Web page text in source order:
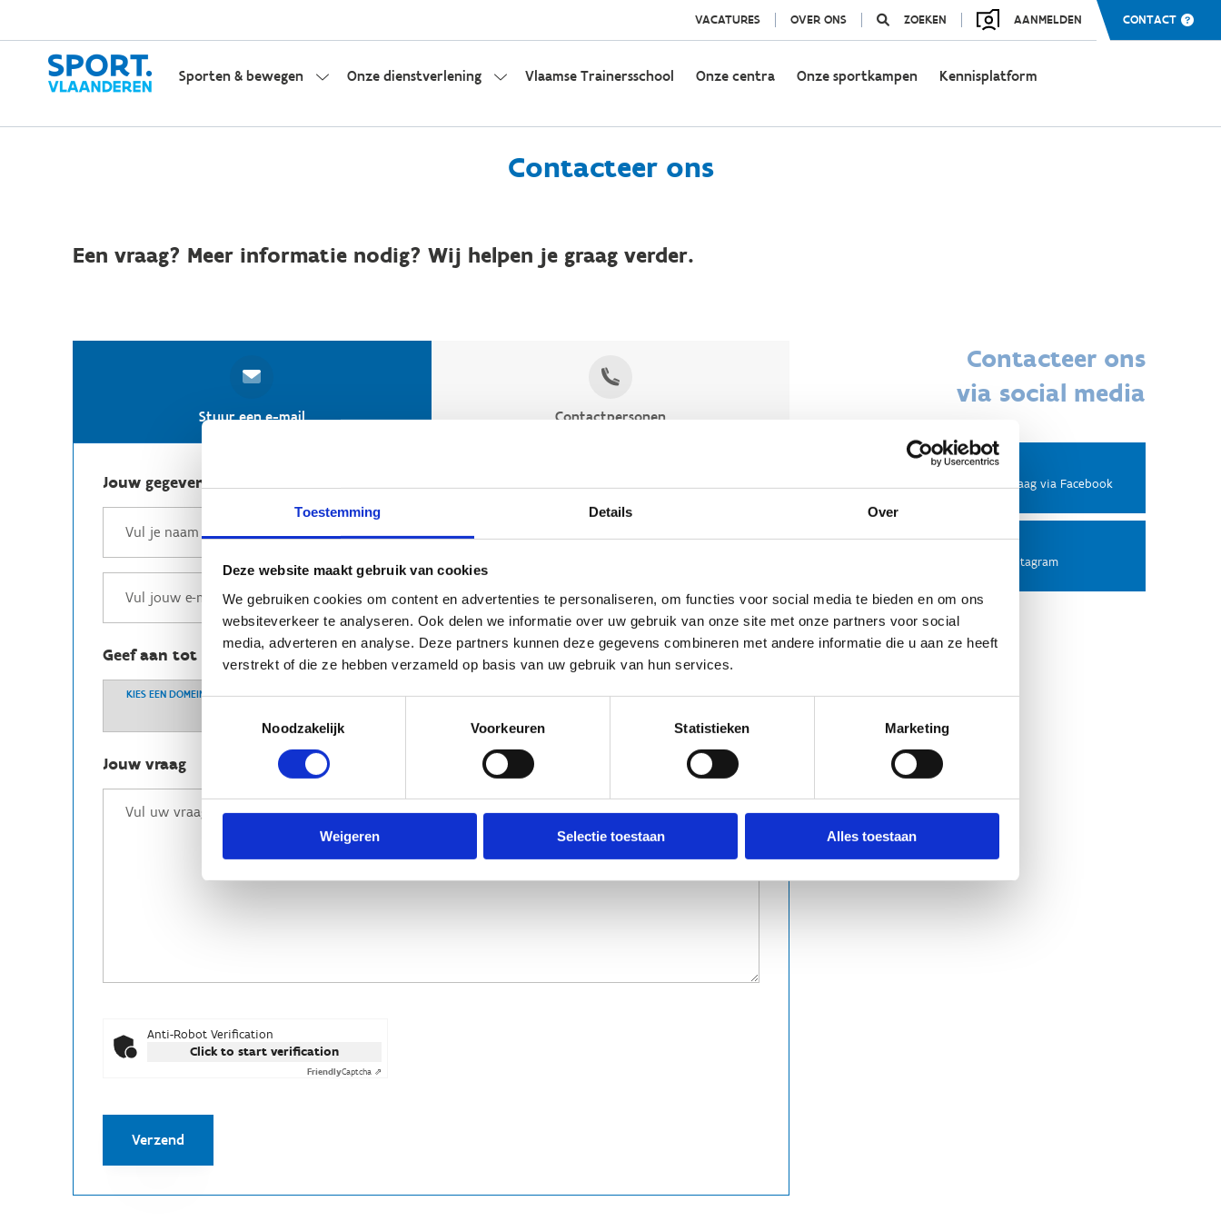
Toestemming Details Over
Deze website maakt gebruik van cookies
We gebruiken cookies om content en advertenties te personaliseren, om functies voor social media te bieden en om ons
websiteverkeer te analyseren. Ook delen we informatie over uw gebruik van onze site met onze partners voor social
media, adverteren en analyse. Deze partners kunnen deze gegevens combineren met andere informatie die u aan ze heeft
verstrekt of die ze hebben verzameld op basis van uw gebruik van hun services.
Noodzakelijk
Voorkeuren Statistieken Marketing
Weigeren Selectie toestaan Alles toestaan
VACATURES OVER ONS ZOEKEN AANMELDEN CONTACT
Sporten & bewegen Onze dienstverlening Vlaamse Trainersschool Onze centra Onze sportkampen Kennisplatform
Contacteer ons
Een vraag? Meer informatie nodig? Wij helpen je graag verder.
Stuur een e-mail Contactpersonen
Jouw gegevens
Geef aan tot welk domein jouw vraag behoort
KIES EEN DOMEIN
Jouw vraag
Anti-Robot Verification
Click to start verification
FriendlyCaptcha ⇗
Verzend
Contacteer ons
via social media
Facebook
Stel ons een vraag via Facebook
Instagram
Volg ons op Instagram